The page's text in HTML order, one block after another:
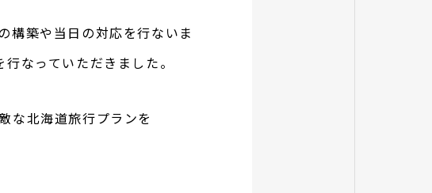
構築や当日の対応を行ないま
行なっていただきました。
な北海道旅行プランを